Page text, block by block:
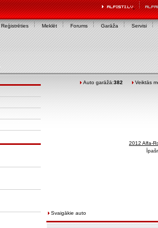
Reģistrēties Meklēt Forums Garāža Servisi
Auto garāžā:382 Veiktās
2012 Alfa-
Svaigākie auto